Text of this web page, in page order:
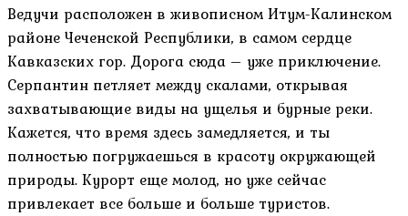
Ведучи расположен в живописном Итум-Калинском
районе Чеченской Республики, в самом сердце
Кавказских гор. Дорога сюда – уже приключение.
Серпантин петляет между скалами, открывая
захватывающие виды на ущелья и бурные реки.
Кажется, что время здесь замедляется, и ты
полностью погружаешься в красоту окружающей
природы. Курорт еще молод, но уже сейчас
привлекает все больше и больше туристов.